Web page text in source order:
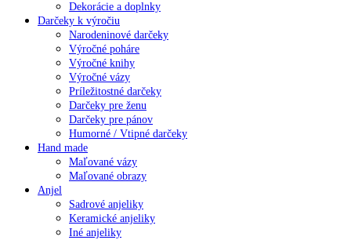
Dekorácie a doplnky
Darčeky k výročiu
Narodeninové darčeky
Výročné poháre
Výročné knihy
Výročné vázy
Príležitostné darčeky
Darčeky pre ženu
Darčeky pre pánov
Humorné / Vtipné darčeky
Hand made
Maľované vázy
Maľované obrazy
Anjel
Sadrové anjeliky
Keramické anjeliky
Iné anjeliky